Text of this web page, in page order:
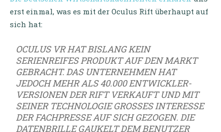
erst einmal, was es mit der Oculus Rift überhaupt auf
sich hat:
OCULUS VR HAT BISLANG KEIN
SERIENREIFES PRODUKT AUF DEN MARKT
GEBRACHT. DAS UNTERNEHMEN HAT
JEDOCH MEHR ALS 40.000 ENTWICKLER-
VERSIONEN DER RIFT VERKAUFT UND MIT
SEINER TECHNOLOGIE GROSSES INTERESSE D
ER FACHPRESSE AUF SICH GEZOGEN. DIE D
ATENBRILLE GAUKELT DEM BENUTZER Ü